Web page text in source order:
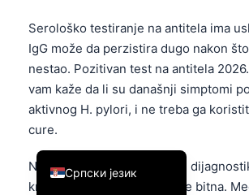
Serološko testiranje na antitela ima
IgG može da perzistira dugo nakon
nestao. Pozitivan test na antitela
vam kaže da li su današnji simptomi
aktivnog H. pylori, i ne treba ga
cure.
Neuralna mreža Kantesti ne
krvnog panela, i ta granica je bitna.
Српски језик
Deutsch
العربية
Français